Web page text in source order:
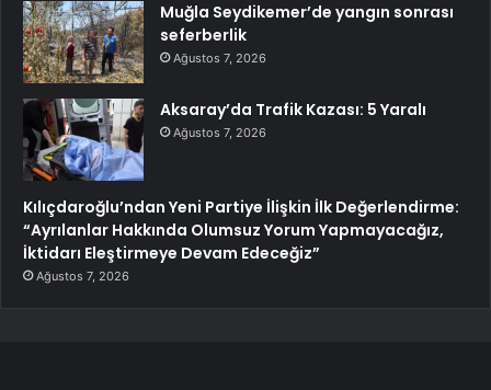
Muğla Seydikemer’de yangın sonrası
seferberlik
Ağustos 7, 2026
Aksaray’da Trafik Kazası: 5 Yaralı
Ağustos 7, 2026
Kılıçdaroğlu’ndan Yeni Partiye İlişkin İlk Değerlendirme:
“Ayrılanlar Hakkında Olumsuz Yorum Yapmayacağız,
İktidarı Eleştirmeye Devam Edeceğiz”
Ağustos 7, 2026